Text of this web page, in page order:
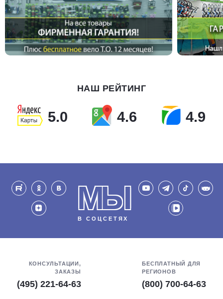
НАШ РЕЙТИНГ
5.0 4.6 4.9
МЫ
В СОЦСЕТЯХ
КОНСУЛЬТАЦИИ,
ЗАКАЗЫ
(495) 221-64-63
БЕСПЛАТНЫЙ ДЛЯ
РЕГИОНОВ
(800) 700-64-63